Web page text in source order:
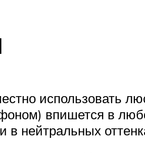
использовать
впишется в
в нейтральных